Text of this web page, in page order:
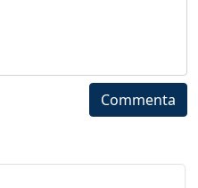
Commenta